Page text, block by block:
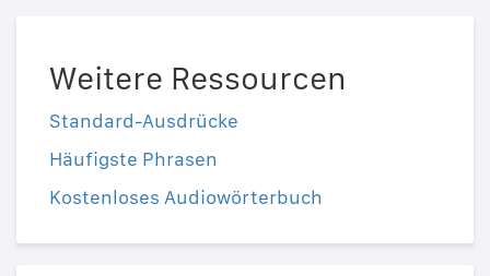
Weitere Ressourcen
Standard-Ausdrücke
Häufigste Phrasen
Kostenloses Audiowörterbuch